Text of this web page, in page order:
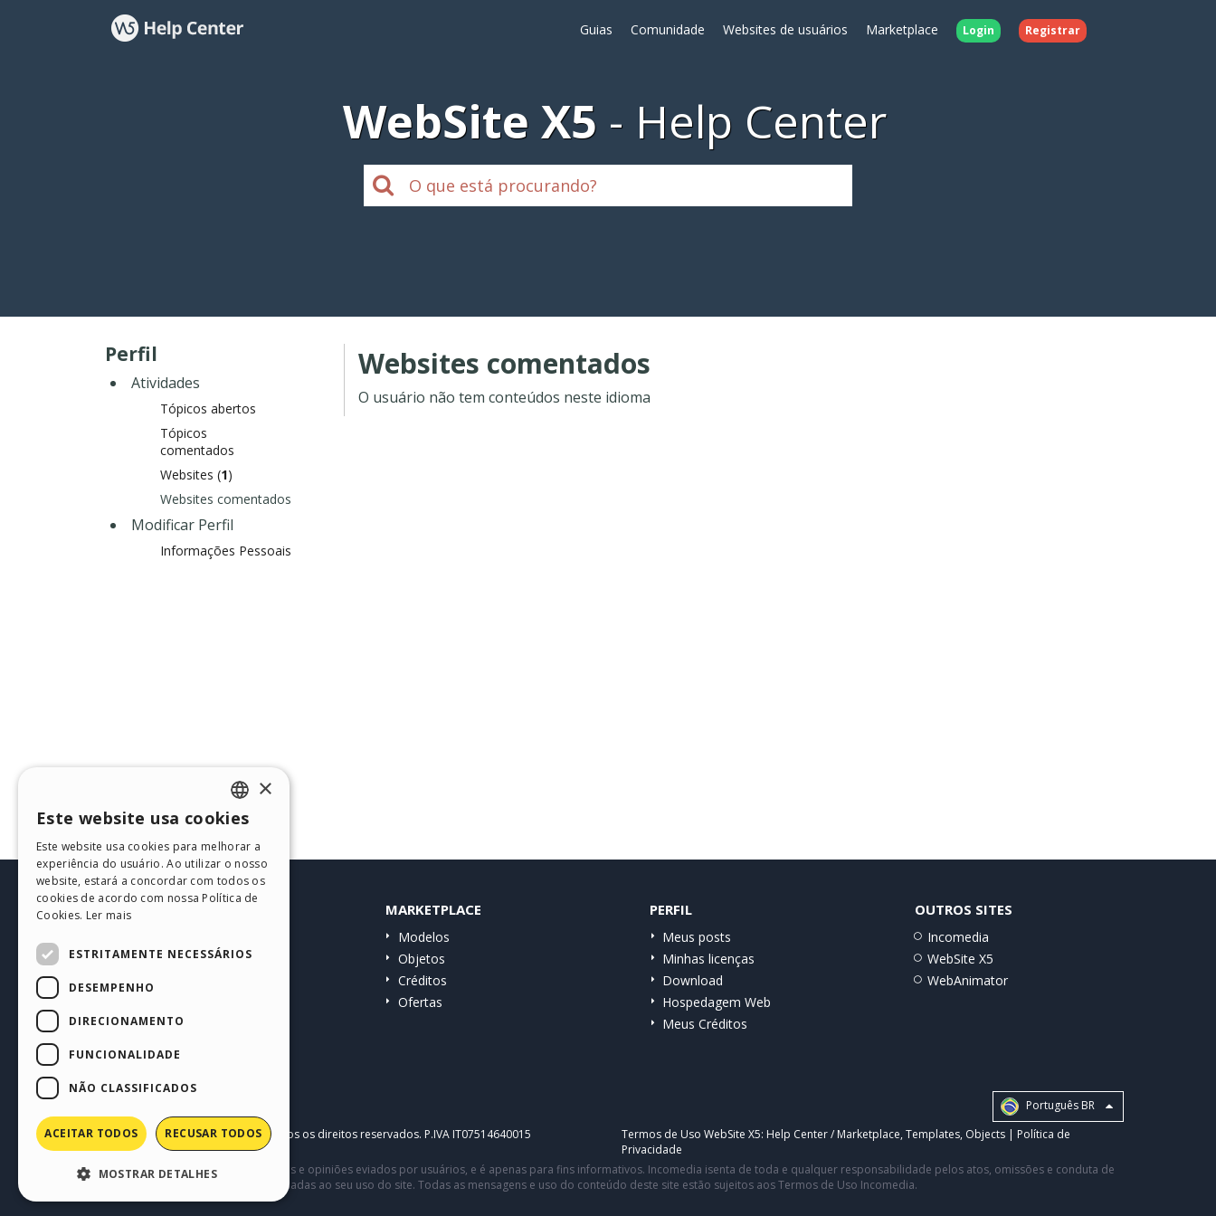
Guias Comunidade Websites de usuários Marketplace Login Registrar
WebSite X5 Help Center
Perfil
Atividades
Tópicos abertos
Tópicos
comentados
Websites (1)
Websites comentados
Modificar Perfil
Informações Pessoais
Websites comentados
O usuário não tem conteúdos neste idioma
HELP CENTER
Comunidade
Websites de usuários
MARKETPLACE
Modelos
Objetos
Créditos
Ofertas
PERFIL
Meus posts
Minhas licenças
Download
Hospedagem Web
Meus Créditos
OUTROS SITES
Incomedia
WebSite X5
WebAnimator
Português BR
Copyright © 2026Incomedia s.r.l. Todos os direitos reservados. P.IVA IT07514640015 Termos de Uso WebSite X5: Help Center / Marketplace, Templates, Objects | Política de
Privacidade
Este site contém conteúdo comentários e opiniões eviados por usuários, e é apenas para fins informativos. Incomedia isenta de toda e qualquer responsabilidade pelos atos, omissões e conduta de
terceiros em conexão com ou relacionadas ao seu uso do site. Todas as mensagens e uso do conteúdo deste site estão sujeitos aos Termos de Uso Incomedia.
ENGLISH
ITALIAN
GERMAN
PORTUGUESE
×
Este website usa cookies
Este website usa cookies para melhorar a
experiência do usuário. Ao utilizar o nosso
website, estará a concordar com todos os
cookies de acordo com nossa Política de
Cookies. Ler mais
ESTRITAMENTE NECESSÁRIOS
DESEMPENHO
DIRECIONAMENTO
FUNCIONALIDADE
NÃO CLASSIFICADOS
ACEITAR TODOS RECUSAR TODOS
MOSTRAR DETALHES